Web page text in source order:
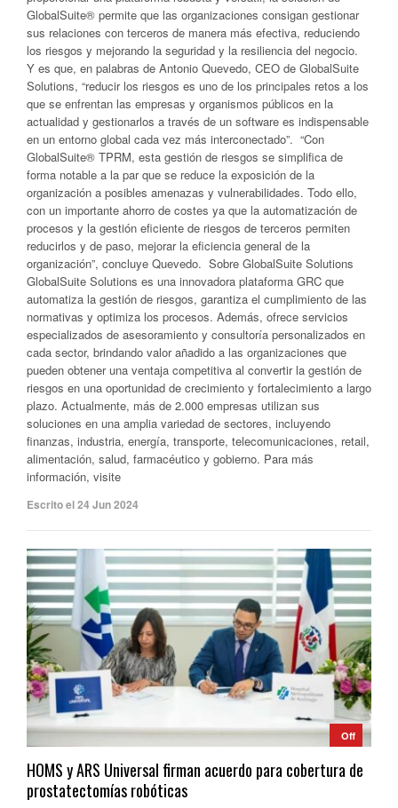
GlobalSuite® permite que las organizaciones consigan gestionar
sus relaciones con terceros de manera más efectiva, reduciendo
los riesgos y mejorando la seguridad y la resiliencia del negocio.
Y es que, en palabras de Antonio Quevedo, CEO de GlobalSuite
Solutions, “reducir los riesgos es uno de los principales retos a los
que se enfrentan las empresas y organismos públicos en la
actualidad y gestionarlos a través de un software es indispensable
en un entorno global cada vez más interconectado”. “Con
GlobalSuite® TPRM, esta gestión de riesgos se simplifica de
forma notable a la par que se reduce la exposición de la
organización a posibles amenazas y vulnerabilidades. Todo ello,
con un importante ahorro de costes ya que la automatización de
procesos y la gestión eficiente de riesgos de terceros permiten
reducirlos y de paso, mejorar la eficiencia general de la
organización”, concluye Quevedo. Sobre GlobalSuite Solutions
GlobalSuite Solutions es una innovadora plataforma GRC que
automatiza la gestión de riesgos, garantiza el cumplimiento de las
normativas y optimiza los procesos. Además, ofrece servicios
especializados de asesoramiento y consultoría personalizados en
cada sector, brindando valor añadido a las organizaciones que
pueden obtener una ventaja competitiva al convertir la gestión de
riesgos en una oportunidad de crecimiento y fortalecimiento a largo
plazo. Actualmente, más de 2.000 empresas utilizan sus
soluciones en una amplia variedad de sectores, incluyendo
finanzas, industria, energía, transporte, telecomunicaciones, retail,
alimentación, salud, farmacéutico y gobierno. Para más
información, visite
Escrito el 24 Jun 2024
Off
HOMS y ARS Universal firman acuerdo para cobertura de
prostatectomías robóticas